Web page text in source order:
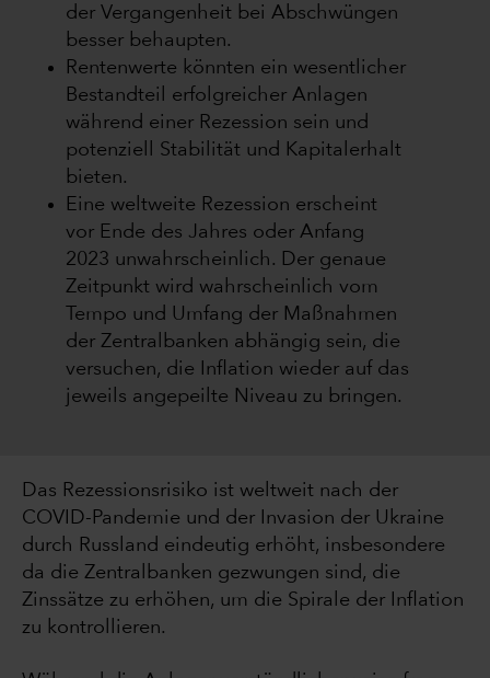
der Vergangenheit bei Abschwüngen
besser behaupten.
Rentenwerte könnten ein wesentlicher
Bestandteil erfolgreicher Anlagen
während einer Rezession sein und
potenziell Stabilität und Kapitalerhalt
bieten.
Eine weltweite Rezession erscheint
vor Ende des Jahres oder Anfang
2023 unwahrscheinlich. Der genaue
Zeitpunkt wird wahrscheinlich vom
Tempo und Umfang der Maßnahmen
der Zentralbanken abhängig sein, die
versuchen, die Inflation wieder auf das
jeweils angepeilte Niveau zu bringen.
Das Rezessionsrisiko ist weltweit nach der
COVID-Pandemie und der Invasion der Ukraine
durch Russland eindeutig erhöht, insbesondere
da die Zentralbanken gezwungen sind, die
Zinssätze zu erhöhen, um die Spirale der Inflation
zu kontrollieren.